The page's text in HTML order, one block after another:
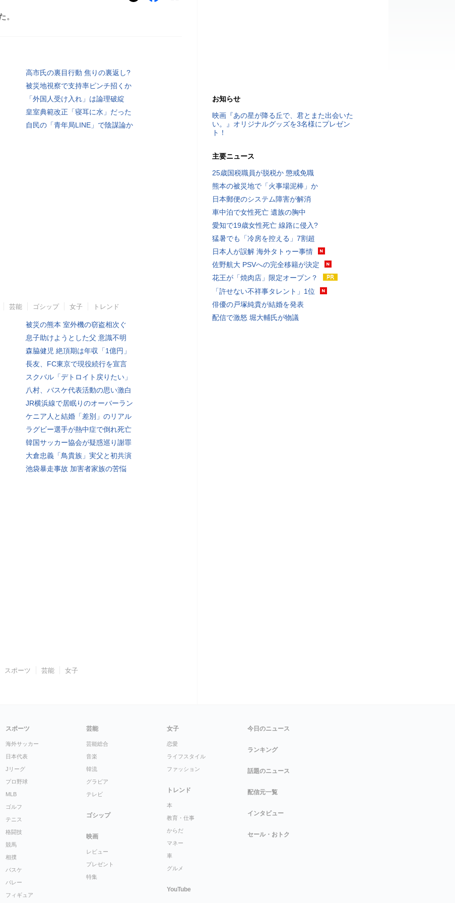
。
高市氏の裏目行動 焦りの裏返し?
被災地視察で支持率ピンチ招くか
「外国人受け入れ」は論理破綻
皇室典範改正「寝耳に水」だった
自民の「青年局LINE」で陰謀論か
芸能 ゴシップ 女子 トレンド
被災の熊本 室外機の窃盗相次ぐ
息子助けようとした父 意識不明
森脇健児 絶頂期は年収「1億円」
長友、FC東京で現役続行を宣言
スクバル「デトロイト戻りたい」
八村、バスケ代表活動の思い激白
JR横浜線で居眠りのオーバーラン
ケニア人と結婚「差別」のリアル
ラグビー選手が熱中症で倒れ死亡
韓国サッカー協会が疑惑巡り謝罪
大倉忠義「鳥貴族」実父と初共演
池袋暴走事故 加害者家族の苦悩
スポーツ 芸能 女子
お知らせ
映画『あの星が降る丘で、君とまた出会いた
い。』オリジナルグッズを3名様にプレゼン
ト！
主要ニュース
25歳国税職員が脱税か 懲戒免職
熊本の被災地で「火事場泥棒」か
日本郵便のシステム障害が解消
車中泊で女性死亡 遺族の胸中
愛知で19歳女性死亡 線路に侵入?
猛暑でも「冷房を控える」7割超
日本人が誤解 海外タトゥー事情
佐野航大 PSVへの完全移籍が決定
花王が「焼肉店」限定オープン？
「許せない不祥事タレント」1位
俳優の戸塚純貴が結婚を発表
配信で激怒 堀大輔氏が物議
スポーツ
海外サッカー
日本代表
Jリーグ
プロ野球
MLB
ゴルフ
テニス
格闘技
競馬
相撲
バスケ
バレー
フィギュア
芸能
芸能総合
音楽
韓流
グラビア
テレビ
ゴシップ
映画
レビュー
プレゼント
特集
女子
恋愛
ライフスタイル
ファッション
トレンド
本
教育・仕事
からだ
マネー
車
グルメ
YouTube
今日のニュース
ランキング
話題のニュース
配信元一覧
インタビュー
セール・おトク